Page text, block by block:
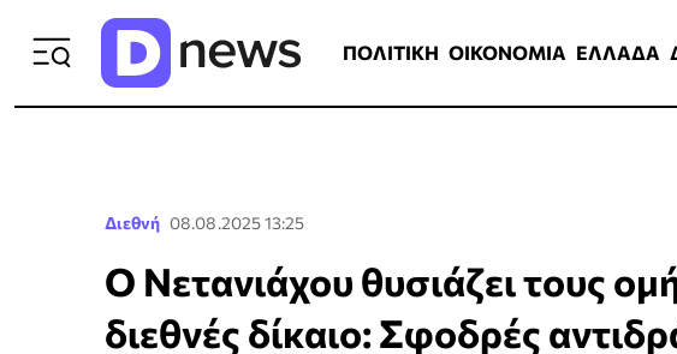
ΠΟΛΙΤΙΚΗ ΟΙΚΟΝΟΜΙΑ ΕΛΛΑΔΑ
Διεθνή 08.08.2025 13:25
Ο Νετανιάχου θυσιάζει τους
διεθνές δίκαιο: Σφοδρές